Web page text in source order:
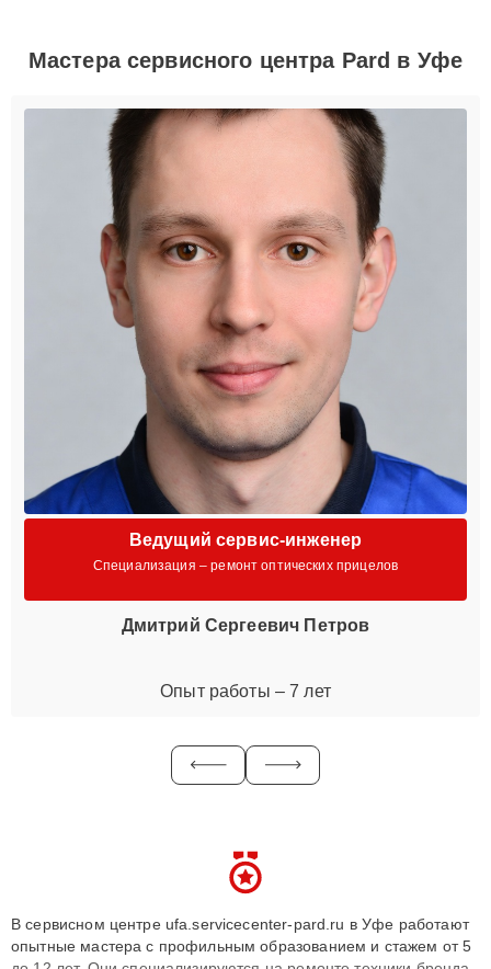
Мастера сервисного центра Pard в Уфе
Ведущий сервис-инженер
Специализация – ремонт оптических прицелов
Дмитрий Сергеевич Петров
Опыт работы – 7 лет
В сервисном центре ufa.servicecenter-pard.ru в Уфе работают
опытные мастера с профильным образованием и стажем от 5